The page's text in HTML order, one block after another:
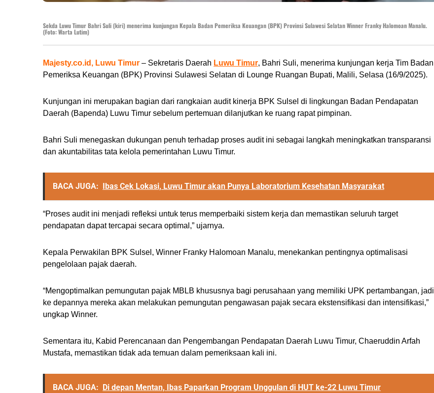
Sekda Luwu Timur Bahri Suli (kiri) menerima kunjungan Kepala Badan Pemeriksa Keuangan (BPK) Provinsi Sulawesi Selatan Winner Franky Halomoan Manalu.
(Foto: Warta Lutim)
Majesty.co.id, Luwu Timur – Sekretaris Daerah Luwu Timur, Bahri Suli, menerima kunjungan kerja Tim Badan
Pemeriksa Keuangan (BPK) Provinsi Sulawesi Selatan di Lounge Ruangan Bupati, Malili, Selasa (16/9/2025).
Kunjungan ini merupakan bagian dari rangkaian audit kinerja BPK Sulsel di lingkungan Badan Pendapatan
Daerah (Bapenda) Luwu Timur sebelum pertemuan dilanjutkan ke ruang rapat pimpinan.
Bahri Suli menegaskan dukungan penuh terhadap proses audit ini sebagai langkah meningkatkan transparansi
dan akuntabilitas tata kelola pemerintahan Luwu Timur.
BACA JUGA: Ibas Cek Lokasi, Luwu Timur akan Punya Laboratorium Kesehatan Masyarakat
“Proses audit ini menjadi refleksi untuk terus memperbaiki sistem kerja dan memastikan seluruh target
pendapatan dapat tercapai secara optimal,” ujarnya.
Kepala Perwakilan BPK Sulsel, Winner Franky Halomoan Manalu, menekankan pentingnya optimalisasi
pengelolaan pajak daerah.
“Mengoptimalkan pemungutan pajak MBLB khususnya bagi perusahaan yang memiliki UPK pertambangan, jadi
ke depannya mereka akan melakukan pemungutan pengawasan pajak secara ekstensifikasi dan intensifikasi,”
ungkap Winner.
Sementara itu, Kabid Perencanaan dan Pengembangan Pendapatan Daerah Luwu Timur, Chaeruddin Arfah
Mustafa, memastikan tidak ada temuan dalam pemeriksaan kali ini.
BACA JUGA: Di depan Mentan, Ibas Paparkan Program Unggulan di HUT ke-22 Luwu Timur